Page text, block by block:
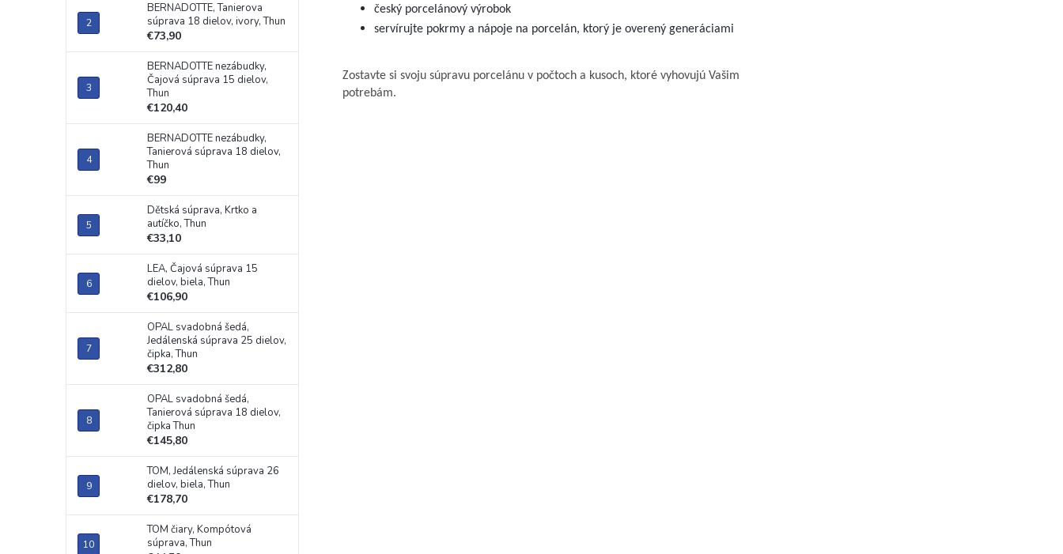
BERNADOTTE, Tanierova
súprava 18 dielov, ivory, Thun
€73,90
BERNADOTTE nezábudky,
Čajová súprava 15 dielov,
Thun
€120,40
BERNADOTTE nezábudky,
Tanierová súprava 18 dielov,
Thun
€99
Dětská súprava, Krtko a
autíčko, Thun
€33,10
LEA, Čajová súprava 15
dielov, biela, Thun
€106,90
OPAL svadobná šedá,
Jedálenská súprava 25 dielov,
čipka, Thun
€312,80
OPAL svadobná šedá,
Tanierová súprava 18 dielov,
čipka Thun
€145,80
TOM, Jedálenská súprava 26
dielov, biela, Thun
€178,70
TOM čiary, Kompótová
súprava, Thun
český porcelánový výrobok
servírujte pokrmy a nápoje na porcelán, ktorý je overený generáciami
Zostavte si svoju súpravu porcelánu v počtoch a kusoch, ktoré vyhovujú Vašim
potrebám.